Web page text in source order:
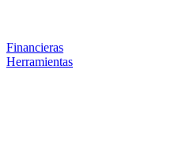
Financieras
Herramientas